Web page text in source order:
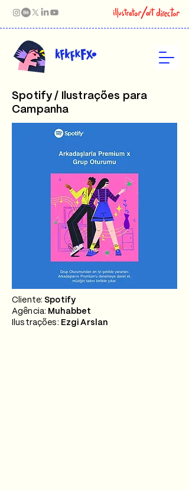
Spotify / Ilustrações para
Campanha
Cliente: Spotify
Agência: Muhabbet
Ilustrações: Ezgi Arslan